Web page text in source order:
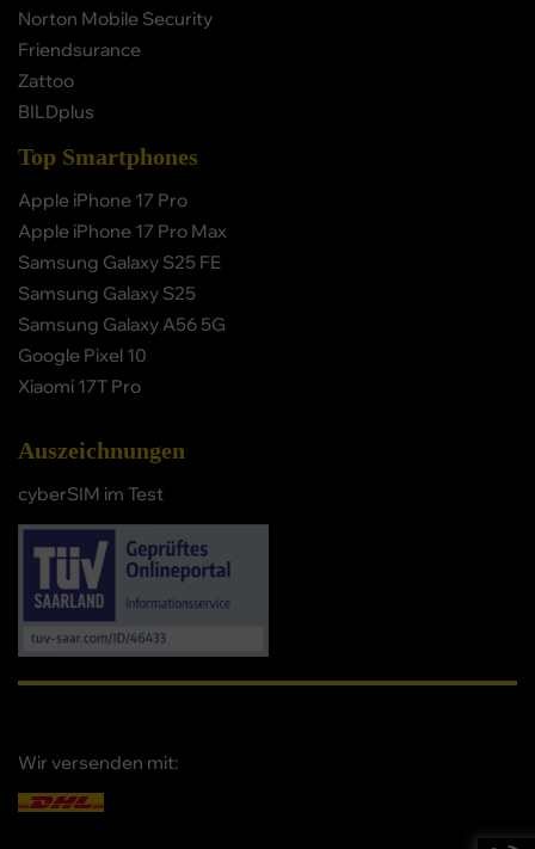
Norton Mobile Security
Friendsurance
Zattoo
BILDplus
Top Smartphones
Apple iPhone 17 Pro
Apple iPhone 17 Pro Max
Samsung Galaxy S25 FE
Samsung Galaxy S25
Samsung Galaxy A56 5G
Google Pixel 10
Xiaomi 17T Pro
Auszeichnungen
cyberSIM im Test
Wir versenden mit: